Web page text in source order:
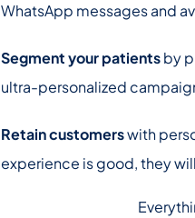
WhatsApp messages and
Segment your patientsby
ultra-personalized
Retain customerswith
experience is good, they